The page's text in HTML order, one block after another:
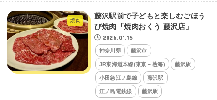
焼肉
藤沢駅前で子どもと楽しむごほう
び焼肉「焼肉おくう 藤沢店」
2026.01.15
神奈川県 藤沢市
JR東海道本線(東京～熱海) 藤沢駅
小田急江ノ島線 藤沢駅
江ノ島電鉄線 藤沢駅